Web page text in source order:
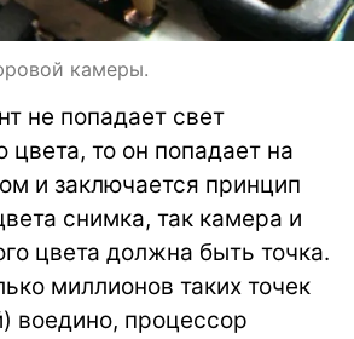
камеры.
не попадает свет
цвета, то он попадает на
и заключается принцип
снимка, так камера и
цвета должна быть точка.
миллионов таких точек
воедино, процессор